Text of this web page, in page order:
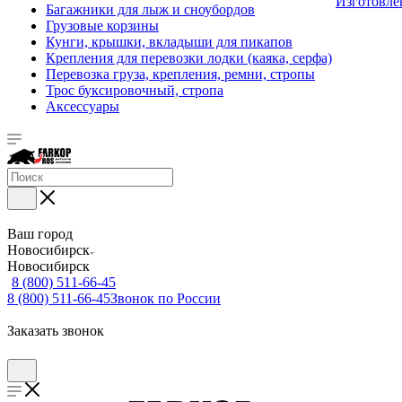
Багажники для лыж и сноубордов
Грузовые корзины
Кунги, крышки, вкладыши для пикапов
Крепления для перевозки лодки (каяка, серфа)
Перевозка груза, крепления, ремни, стропы
Трос буксировочный, стропа
Аксессуары
Ваш город
Новосибирск
Новосибирск
8 (800) 511-66-45
8 (800) 511-66-45Звонок по России
Заказать звонок